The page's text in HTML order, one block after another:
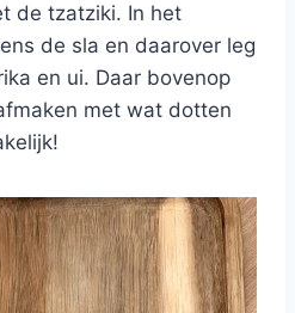
de tzatziki. In het
de sla en daarover leg
en ui. Daar bovenop
met wat dotten